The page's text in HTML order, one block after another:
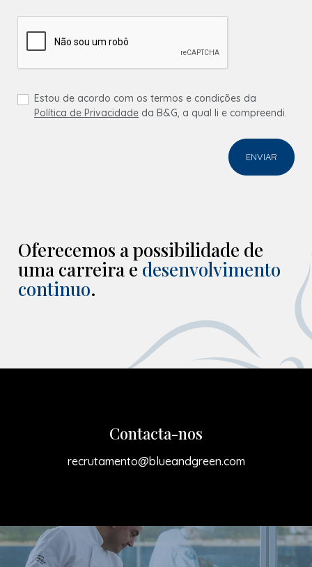
Estou de acordo com os termos e condições da
Política de Privacidade da B&G, a qual li e compreendi.
ENVIAR
Oferecemos a possibilidade de
uma carreira edesenvolvimento
continuo.
Contacta-nos
recrutamento@blueandgreen.com